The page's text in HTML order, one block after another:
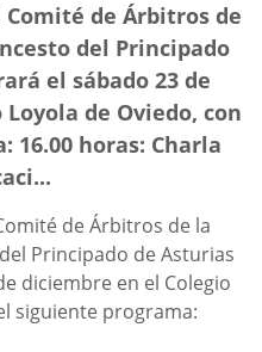
Comité de Árbitros de
del Principado
el sábado 23 de
de Oviedo, con
16.00 horas: Charla
de Árbitros de la
Principado de Asturias
diciembre en el Colegio
siguiente programa: